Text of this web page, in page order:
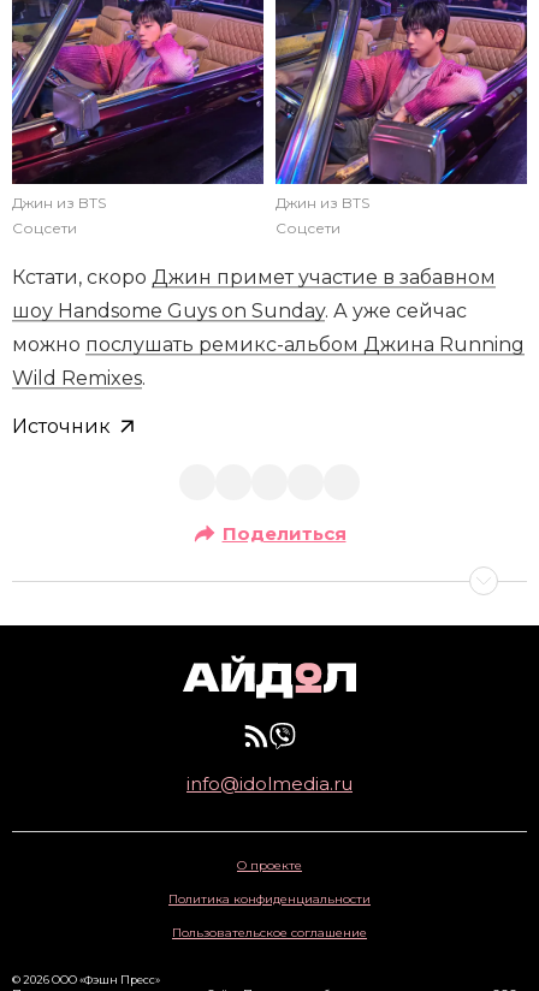
Джин из BTS
Соцсети
Джин из BTS
Соцсети
Кстати, скоро Джин примет участие в забавном
шоу Handsome Guys on Sunday. А уже сейчас
можно послушать ремикс-альбом Джина Running
Wild Remixes.
Источник
Поделиться
info@idolmedia.ru
О проекте
Политика конфиденциальности
Пользовательское соглашение
© 2026 ООО «Фэшн Пресс»